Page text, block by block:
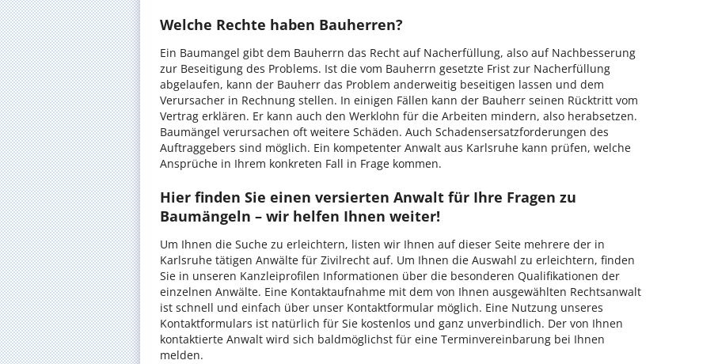
Welche Rechte haben Bauherren?
Ein Baumangel gibt dem Bauherrn das Recht auf Nacherfüllung, also auf Nachbesserung
zur Beseitigung des Problems. Ist die vom Bauherrn gesetzte Frist zur Nacherfüllung
abgelaufen, kann der Bauherr das Problem anderweitig beseitigen lassen und dem
Verursacher in Rechnung stellen. In einigen Fällen kann der Bauherr seinen Rücktritt vom
Vertrag erklären. Er kann auch den Werklohn für die Arbeiten mindern, also herabsetzen.
Baumängel verursachen oft weitere Schäden. Auch Schadensersatzforderungen des
Auftraggebers sind möglich. Ein kompetenter Anwalt aus Karlsruhe kann prüfen, welche
Ansprüche in Ihrem konkreten Fall in Frage kommen.
Hier finden Sie einen versierten Anwalt für Ihre Fragen zu
Baumängeln – wir helfen Ihnen weiter!
Um Ihnen die Suche zu erleichtern, listen wir Ihnen auf dieser Seite mehrere der in
Karlsruhe tätigen Anwälte für Zivilrecht auf. Um Ihnen die Auswahl zu erleichtern, finden
Sie in unseren Kanzleiprofilen Informationen über die besonderen Qualifikationen der
einzelnen Anwälte. Eine Kontaktaufnahme mit dem von Ihnen ausgewählten Rechtsanwalt
ist schnell und einfach über unser Kontaktformular möglich. Eine Nutzung unseres
Kontaktformulars ist natürlich für Sie kostenlos und ganz unverbindlich. Der von Ihnen
kontaktierte Anwalt wird sich baldmöglichst für eine Terminvereinbarung bei Ihnen
melden.